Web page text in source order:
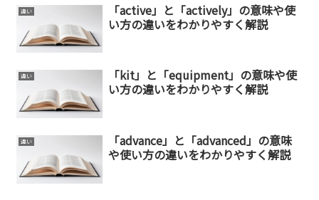
違い
「active」と「actively」の意味や使
い方の違いをわかりやすく解説
違い
「kit」と「equipment」の意味や使
い方の違いをわかりやすく解説
違い
「advance」と「advanced」の意味
や使い方の違いをわかりやすく解説